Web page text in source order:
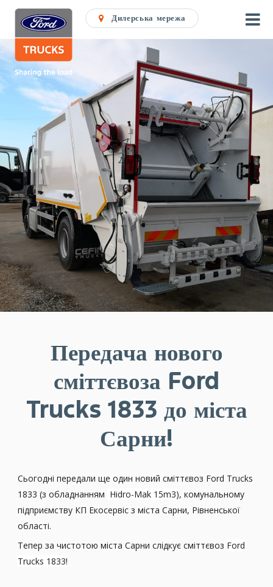
Дилерська мережа
Передача нового
сміттєвоза Ford
Trucks 1833 до міста
Сарни!
Сьогодні передали ще один новий сміттєвоз Ford Trucks
1833 (з обладнанням Hidro-Mak 15m3), комунальному
підприємству КП Екосервіс з міста Сарни, Рівненської
області.
Тепер за чистотою міста Сарни слідкує сміттєвоз Ford
Trucks 1833!